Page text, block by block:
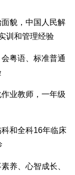
貌，中国人民解
训和管理经验
粤语、标准普通
业教师，一年级
和全科16年临床
养、心智成长、